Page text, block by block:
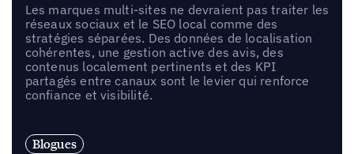
Les marques multi-sites ne devraient pas traiter les
réseaux sociaux et le SEO local comme des
stratégies séparées. Des données de localisation
cohérentes, une gestion active des avis, des
contenus localement pertinents et des KPI
partagés entre canaux sont le levier qui renforce
confiance et visibilité.
Blogues